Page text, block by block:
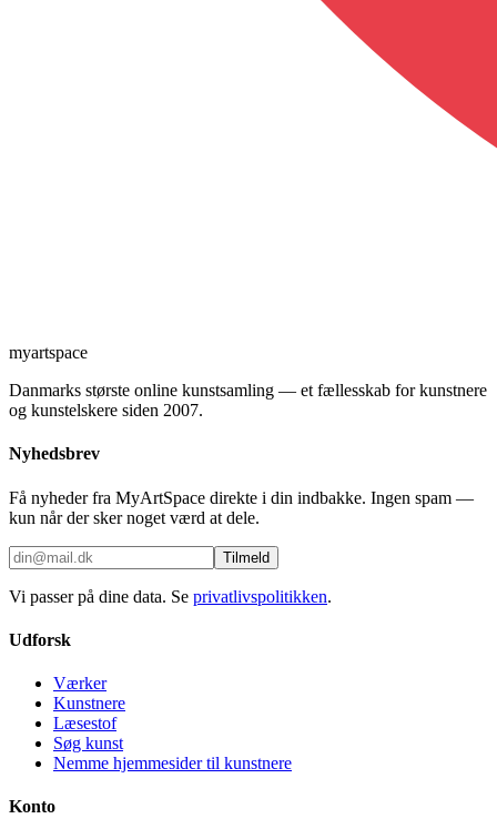
myartspace
Danmarks største online kunstsamling — et fællesskab for kunstnere
og kunstelskere siden 2007.
Nyhedsbrev
Få nyheder fra MyArtSpace direkte i din indbakke. Ingen spam —
kun når der sker noget værd at dele.
Tilmeld
Vi passer på dine data. Se privatlivspolitikken.
Udforsk
Værker
Kunstnere
Læsestof
Søg kunst
Nemme hjemmesider til kunstnere
Konto